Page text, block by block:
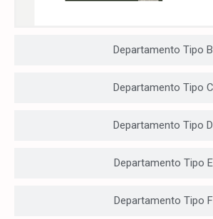
Departamento Tipo B
Departamento Tipo C
Departamento Tipo D
Departamento Tipo E
Departamento Tipo F